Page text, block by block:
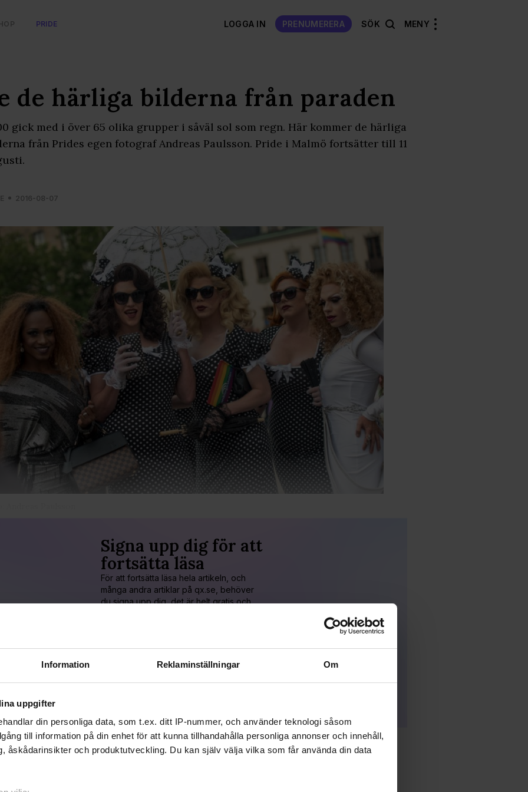
Information Reklaminställningar Om
uppgifter
din personliga data, som t.ex. ditt IP-nummer, och använder teknologi såsom
till information på din enhet för att kunna tillhandahålla personliga annonser och innehåll,
åskådarinsikter och produktutveckling. Du kan själv välja vilka som får använda din data
PRIDE LOGGA IN PRENUMERERA SÖK MENY
de härliga bilderna från paraden
gick med i över 65 olika grupper i såväl sol som regn. Här kommer de härliga
från Prides egen fotograf Andreas Paulsson. Pride i Malmö fortsätter till 11
2016-08-07
Signa upp dig för att
fortsätta läsa
För att fortsätta läsa hela artikeln, och
många andra artiklar på qx.se, behöver
du signa upp dig, det är helt gratis och
JA, JAG VILL LÄSA HELA ARTIKELN
2016-08-07